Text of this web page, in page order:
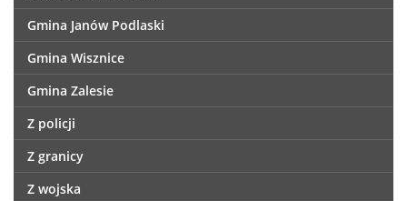
Gmina Janów Podlaski
Gmina Wisznice
Gmina Zalesie
Z policji
Z granicy
Z wojska